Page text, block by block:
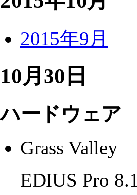
2015年9月
10月30日
ハードウェア
Grass Valley
EDIUS Pro